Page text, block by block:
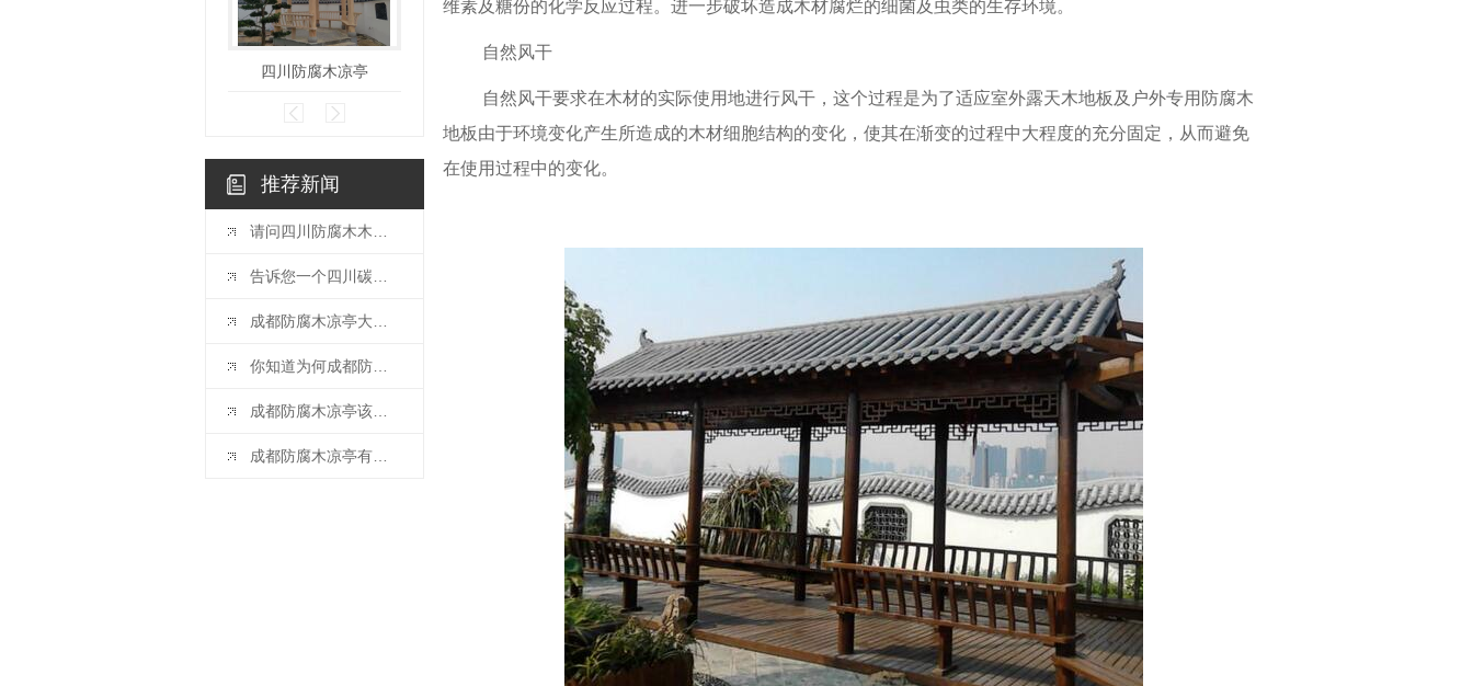
四川防腐木凉亭
推荐新闻
请问四川防腐木木屋建在哪里比较合适？
告诉您一个四川碳化木的秘密
成都防腐木凉亭大全来啦！
你知道为何成都防腐木一出就收到市场的追捧吗？
成都防腐木凉亭该如何辨别地板品质？
成都防腐木凉亭有哪些防腐原理？
维素及糖份的化学反应过程。进一步破坏造成木材腐烂的细菌及虫类的生存环境。
自然风干
自然风干要求在木材的实际使用地进行风干，这个过程是为了适应室外露天木地板及户外专用防腐木
地板由于环境变化产生所造成的木材细胞结构的变化，使其在渐变的过程中大程度的充分固定，从而避免
在使用过程中的变化。